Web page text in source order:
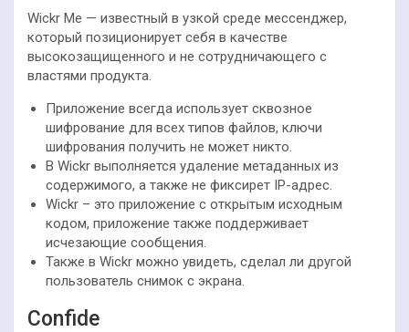
Wickr Me — известный в узкой среде мессенджер,
который позиционирует себя в качестве
высокозащищенного и не сотрудничающего с
властями продукта.
Приложение всегда использует сквозное
шифрование для всех типов файлов, ключи
шифрования получить не может никто.
В Wickr выполняется удаление метаданных из
содержимого, а также не фиксирет IP-адрес.
Wickr – это приложение с открытым исходным
кодом, приложение также поддерживает
исчезающие сообщения.
Также в Wickr можно увидеть, сделал ли другой
пользователь снимок с экрана.
Confide